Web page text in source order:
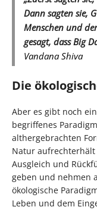
Dann sagten sie,
Menschen und
gesagt, dass Big
Vandana Shiva
Die
Aber es gibt noch
begriffenes
althergebrachten
Natur aufrechterhält
Ausgleich und
geben und nehmen
ökologische
Leben und dem